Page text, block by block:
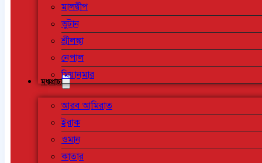
মালদ্বীপ
ভুটান
শ্রীলঙ্কা
নেপাল
মিয়ানমার
মধ্যপ্রাচ্য
আরব আমিরাত
ইরাক
ওমান
কাতার